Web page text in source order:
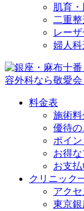
肌育
二重
レー
婦人科
料金表
施術料
優待
ポイ
お得
お支
クリニック
アクセ
東京銀